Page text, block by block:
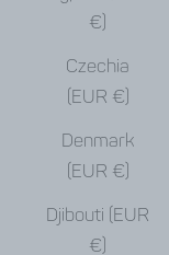
€)
Czechia
(EUR €)
Denmark
(EUR €)
Djibouti (EUR
€)